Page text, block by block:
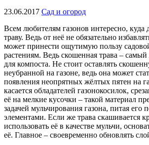
23.06.2017 Сад и огород
Всем любителям газонов интересно, куда
траву. Ведь от неё не обязательно
может принести ощутимую пользу
растениям. Ведь скошенная трава –
для компоста. Не стоит оставлять
неубранной на газоне, ведь она может
появления неопрятных жёлтых пятен на
касается обладателей газонокосилок,
её на мелкие кусочки – такой материал
задачей мульчирования газона, питая его
элементами. Если же трава скашивается
использовать её в качестве мульчи,
её. Главное – своевременно обновлять